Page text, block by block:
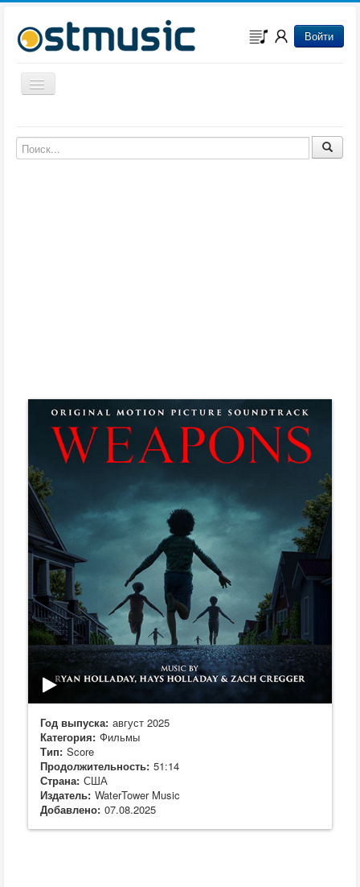
Войти
Включить/выключить навигацию
Музыка из мультфильмов
Музыка из сериалов
Год выпуска: август 2025
Категория: Фильмы
Тип: Score
Продолжительность: 51:14
Страна: США
Издатель: WaterTower Music
Добавлено: 07.08.2025